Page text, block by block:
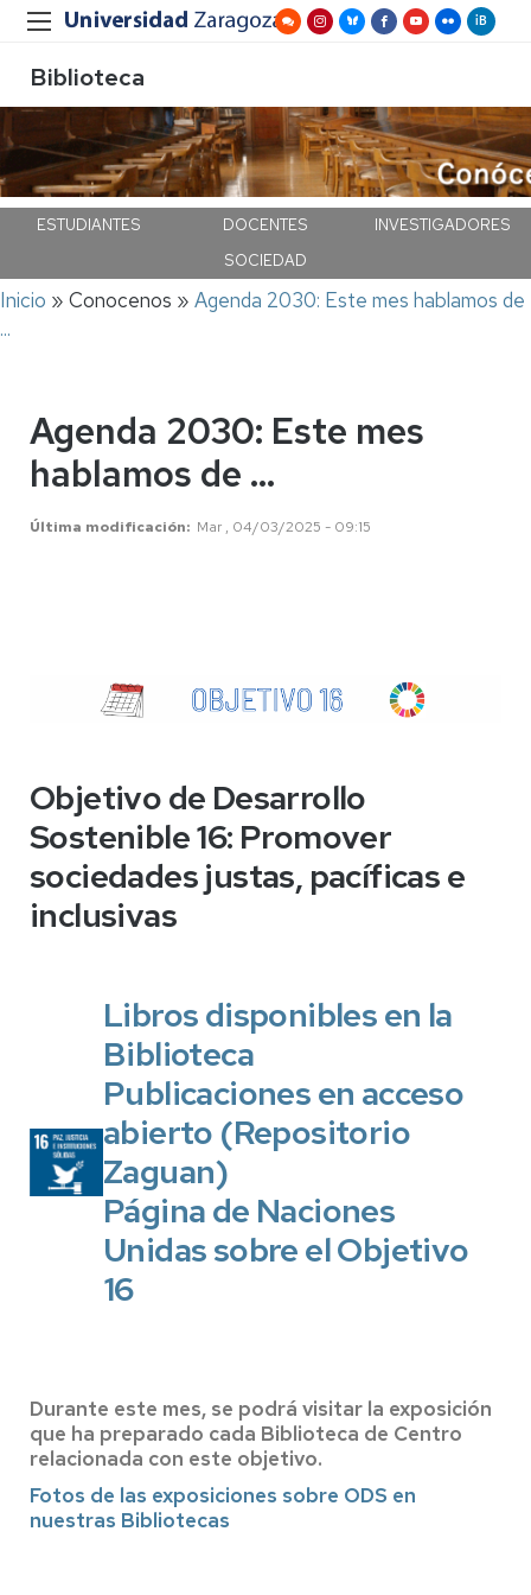
Biblioteca
ESTUDIANTES DOCENTES
INVESTIGADORES
SOCIEDAD
Ruta
de
Inicio Conocenos
Agenda 2030: Este mes hablamos de
...
Agenda 2030: Este mes
hablamos de ...
Última modificación Mar , 04/03/2025 - 09:15
Objetivo de Desarrollo
Sostenible 16: Promover
sociedades justas, pacíficas e
inclusivas
Libros disponibles en la
Biblioteca
Publicacionesen acceso
abierto (Repositorio
Zaguan)
Página de Naciones
Unidas sobre el Objetivo
16
Durante este mes, se podrá visitar la exposición
que ha preparado cada Biblioteca de Centro
relacionada con este objetivo.
Fotos de las exposiciones sobre ODS en
nuestras Bibliotecas